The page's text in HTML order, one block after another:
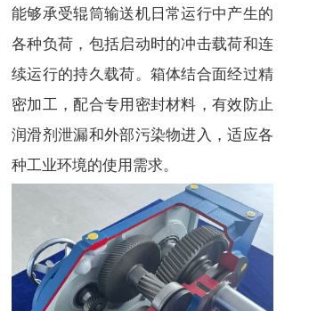
能够承受辊筒输送机日常运行中产生的
各种负荷，包括启动时的冲击载荷和连
续运行的持久载荷。箱体结合面经过精
密加工，配合专用密封材料，有效防止
润滑剂泄漏和外部污染物进入，适应各
种工业环境的使用需求。